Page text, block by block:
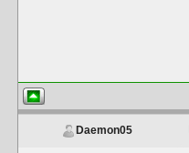
Daemon05